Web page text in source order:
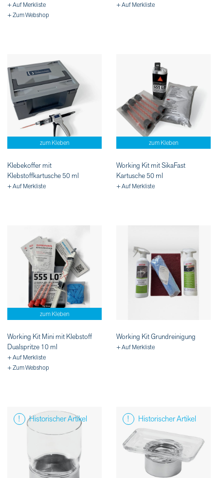
+ Auf Merkliste
+ Zum Webshop
+ Auf Merkliste
zum Kleben
Klebekoffer mit
Klebstoffkartusche 50 ml
+ Auf Merkliste
zum Kleben
Working Kit mit SikaFast
Kartusche 50 ml
+ Auf Merkliste
zum Kleben
Working Kit Mini mit Klebstoff
Dualspritze 10 ml
+ Auf Merkliste
+ Zum Webshop
Working Kit Grundreinigung
+ Auf Merkliste
Historischer Artikel Historischer Artikel